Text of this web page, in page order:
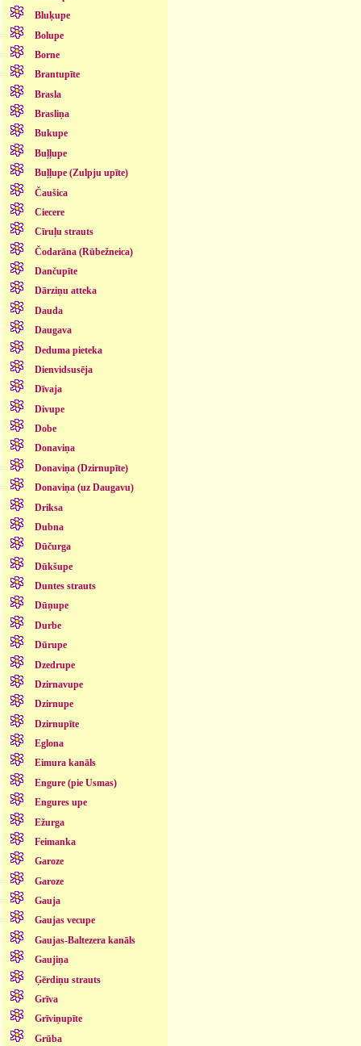
Bluķupe
Bolupe
Borne
Brantupīte
Brasla
Brasliņa
Bukupe
Buļļupe
Buļļupe (Zulpju upīte)
Čaušica
Ciecere
Cīruļu strauts
Čodarāna (Rūbežneica)
Dančupīte
Dārziņu atteka
Dauda
Daugava
Deduma pieteka
Dienvidsusēja
Dīvaja
Divupe
Dobe
Donaviņa
Donaviņa (Dzirnupīte)
Donaviņa (uz Daugavu)
Driksa
Dubna
Dūčurga
Dūkšupe
Duntes strauts
Dūņupe
Durbe
Dūrupe
Dzedrupe
Dzirnavupe
Dzirnupe
Dzirnupīte
Eglona
Eimura kanāls
Engure (pie Usmas)
Engures upe
Ežurga
Feimanka
Garoze
Garoze
Gauja
Gaujas vecupe
Gaujas-Baltezera kanāls
Gaujiņa
Ģērdiņu strauts
Grīva
Grīviņupīte
Grūba